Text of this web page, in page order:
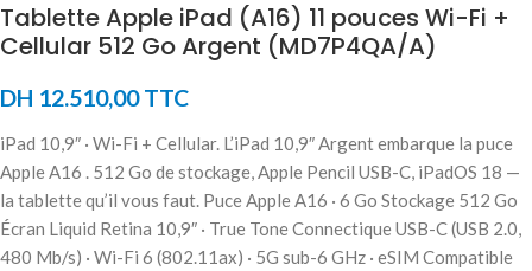
Tablette Apple iPad (A16) 11 pouces Wi-Fi +
Cellular 512 Go Argent (MD7P4QA/A)
DH 12.510,00TTC
iPad 10,9″ · Wi-Fi + Cellular. L’iPad 10,9″ Argent embarque la puce
Apple A16 . 512 Go de stockage, Apple Pencil USB-C, iPadOS 18 —
la tablette qu’il vous faut. Puce Apple A16 · 6 Go Stockage 512 Go
Écran Liquid Retina 10,9″ · True Tone Connectique USB-C (USB 2.0,
480 Mb/s) · Wi-Fi 6 (802.11ax) · 5G sub-6 GHz · eSIM Compatible